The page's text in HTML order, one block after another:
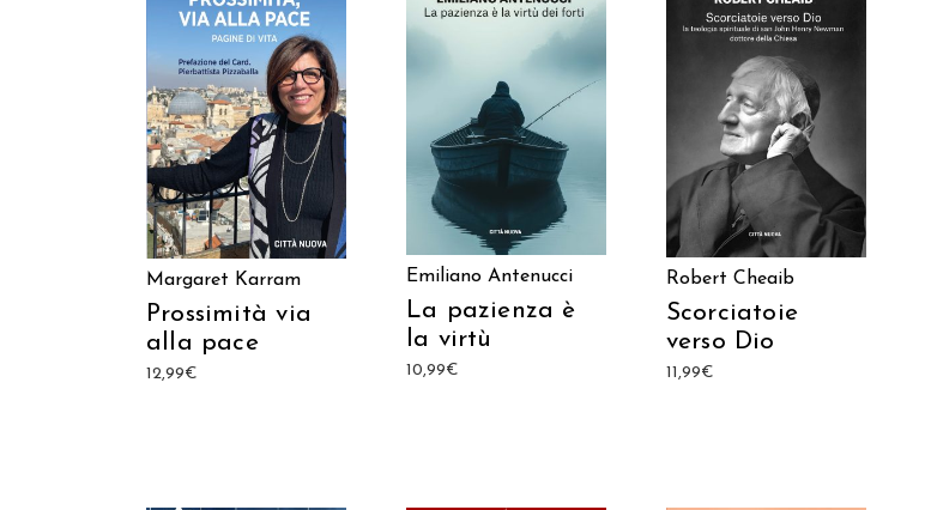
AGGIUNGI AL CARRELLO
Margaret Karram
Prossimità via
alla pace
12,99€
AGGIUNGI AL CARRELLO
Emiliano Antenucci
La pazienza è
la virtù
10,99€
AGGIUNGI AL CARRELLO
Robert Cheaib
Scorciatoie
verso Dio
11,99€